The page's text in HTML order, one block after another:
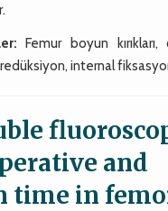
Femur boyun
internal
and
time in